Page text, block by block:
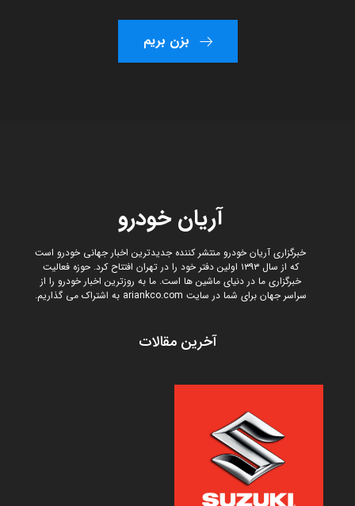
بزن بریم
آریان خودرو
خبرگزاری آریان خودرو منتشر کننده جدیدترین اخبار جهانی خودرو است
که از سال ۱۳۹۳ اولین دفتر خود را در تهران افتتاح کرد. حوزه فعالیت
خبرگزاری ما در دنیای ماشین ها است. ما به روزترین اخبار خودرو را از
سراسر جهان برای شما در سایت ariankco.com به اشتراک می گذاریم.
آخرین مقالات